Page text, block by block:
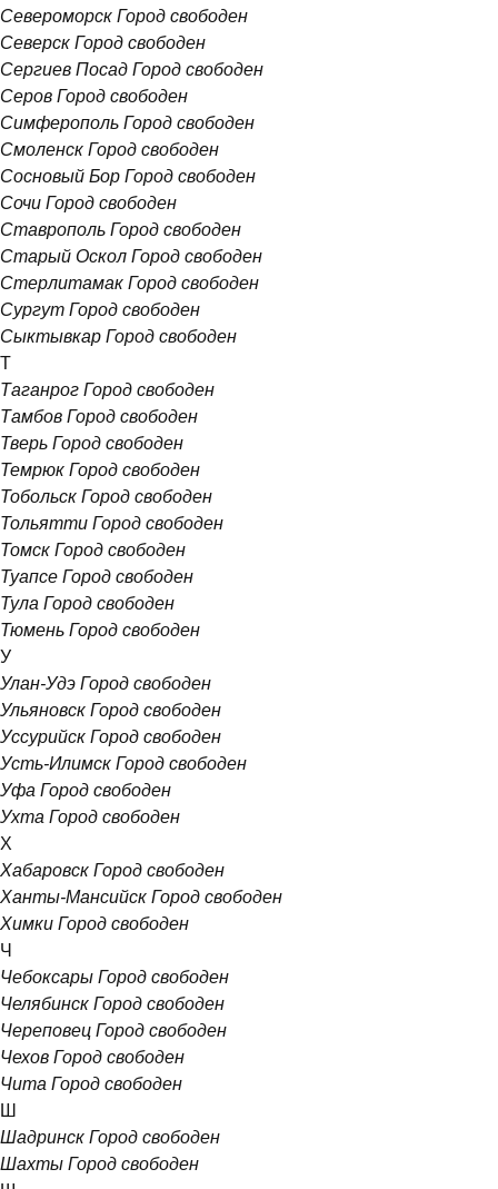
Североморск Город свободен
Северск Город свободен
Сергиев Посад Город свободен
Серов Город свободен
Симферополь Город свободен
Смоленск Город свободен
Сосновый Бор Город свободен
Сочи Город свободен
Ставрополь Город свободен
Старый Оскол Город свободен
Стерлитамак Город свободен
Сургут Город свободен
Сыктывкар Город свободен
Т
Таганрог Город свободен
Тамбов Город свободен
Тверь Город свободен
Темрюк Город свободен
Тобольск Город свободен
Тольятти Город свободен
Томск Город свободен
Туапсе Город свободен
Тула Город свободен
Тюмень Город свободен
У
Улан-Удэ Город свободен
Ульяновск Город свободен
Уссурийск Город свободен
Усть-Илимск Город свободен
Уфа Город свободен
Ухта Город свободен
Х
Хабаровск Город свободен
Ханты-Мансийск Город свободен
Химки Город свободен
Ч
Чебоксары Город свободен
Челябинск Город свободен
Череповец Город свободен
Чехов Город свободен
Чита Город свободен
Ш
Шадринск Город свободен
Шахты Город свободен